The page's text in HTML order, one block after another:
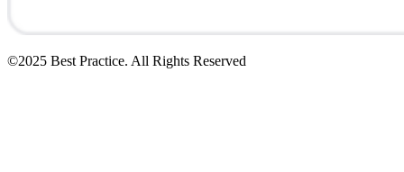
©2025 Best Practice. All Rights Reserved